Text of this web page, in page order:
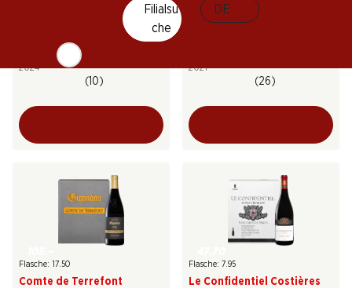
Filialsu
che
DE
Bio Château La Boutignane
Rouge Corbières AOP
2024
(10)
89.70
Flasche: 14.95
2021
(26)
Flasche: 17.50
Comte de Terrefont
Flasche: 7.95
Le Confidentiel Costières